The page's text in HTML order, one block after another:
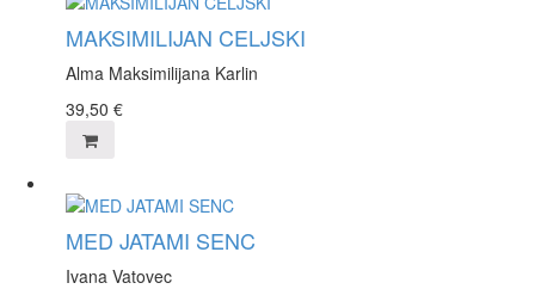
MAKSIMILIJAN CELJSKI
Alma Maksimilijana Karlin
39,50 €
MED JATAMI SENC
Ivana Vatovec